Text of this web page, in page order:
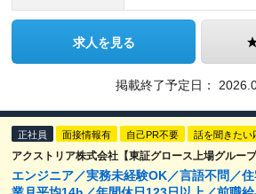
求人を見る
掲載終了予定日：
正社員 面接情報有 自己PR不要 話を聞きたい
アクストリア株式会社【東証グロース上場グループ
エンジニア／実務未経験OK／言語不問／